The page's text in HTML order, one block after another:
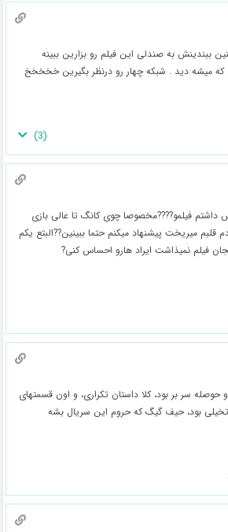
ببندینش به صندلی این فیلم رو بزارین ببینه
که میشه دید . شبکه چهار رو درنظر بگیرین خخخخخ
(
3
)
داشتم فیلمو????مخصوصا چوی کانگ تا عالی بازی
میریخت پیشنهاد میکنم حتما ببینین??البتع یکم
فیلم نمیذاشت ایراد هارو احساس کنی?
سر بر بود، کلا داستان تکراری، و اون قسمتهای
بود، حیف گیگ که حروم این سریال بشه